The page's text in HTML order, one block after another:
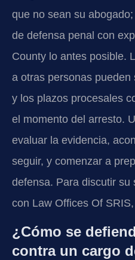
que no sean su
de defensa penal con
County lo antes posible.
a otras personas
y los plazos procesales
el momento del arresto.
evaluar la evidencia,
seguir, y comenzar a
defensa. Para discutir
con Law Offices Of
¿Cómo se
contra un cargo